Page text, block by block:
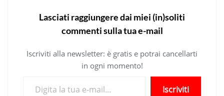
Lasciati raggiungere dai miei (in)soliti
commenti sulla tua e-mail
Iscriviti alla newsletter: è gratis e potrai cancellarti
in ogni momento!
Iscriviti